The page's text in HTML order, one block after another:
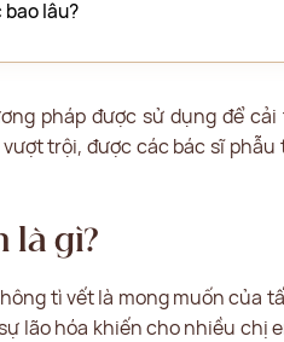
lâu?
pháp được sử dụng để
trội, được các bác sĩ
là gì?
tì vết là mong muốn của
lão hóa khiến cho nhiều chị